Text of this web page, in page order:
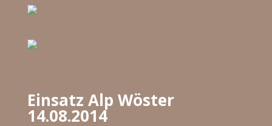
Einsatz Alp Wöster
14.08.2014